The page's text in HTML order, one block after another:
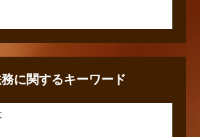
に関するキーワード